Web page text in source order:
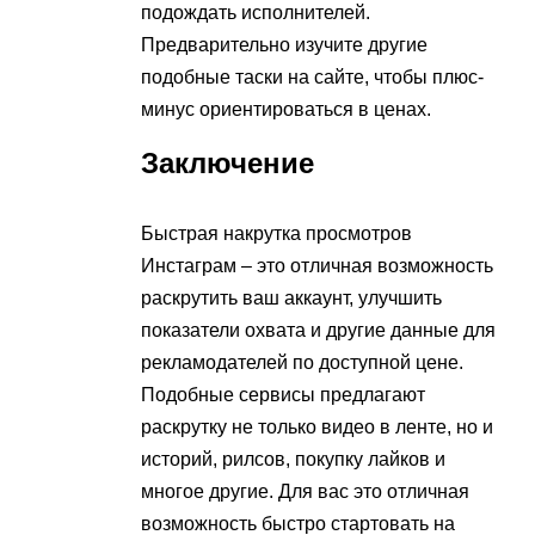
подождать исполнителей.
Предварительно изучите другие
подобные таски на сайте, чтобы плюс-
минус ориентироваться в ценах.
Заключение
Быстрая накрутка просмотров
Инстаграм – это отличная возможность
раскрутить ваш аккаунт, улучшить
показатели охвата и другие данные для
рекламодателей по доступной цене.
Подобные сервисы предлагают
раскрутку не только видео в ленте, но и
историй, рилсов, покупку лайков и
многое другие. Для вас это отличная
возможность быстро стартовать на